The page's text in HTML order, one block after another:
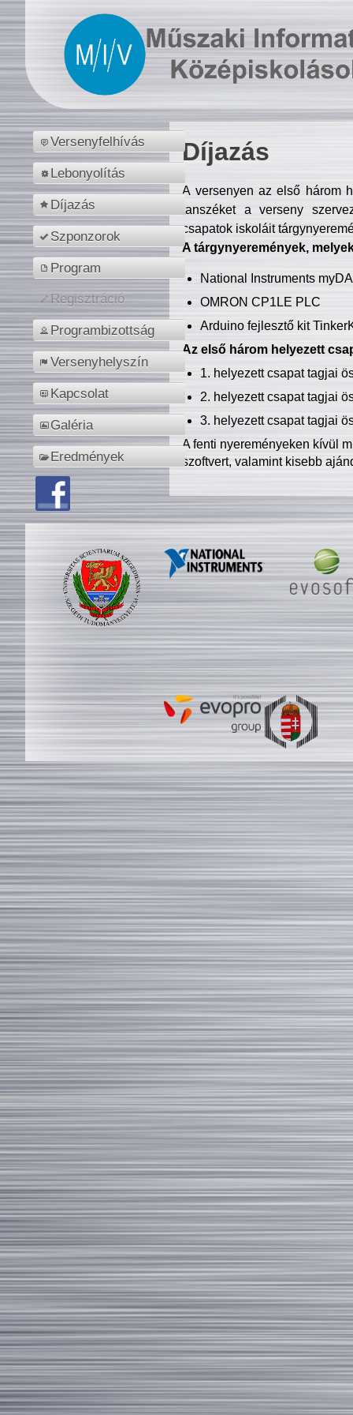
Versenyfelhívás
Lebonyolítás
Díjazás
Szponzorok
Program
Regisztráció
Programbizottság
Versenyhelyszín
Kapcsolat
Galéria
Eredmények
Díjazás
A versenyen az első három
tanszéket a verseny
csapatok iskoláit
A tárgynyeremények,
National Instruments
OMRON CP1LE PLC
Arduino fejlesztő kit
Az első három helyezett
1. helyezett csapat tagjai
2. helyezett csapat tagjai
3. helyezett csapat tagjai
A fenti nyereményeken kívül
szoftvert, valamint kisebb